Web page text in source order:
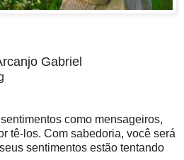
Gabriel
como mensageiros,
tê-los. Com sabedoria, você será
sentimentos estão tentando